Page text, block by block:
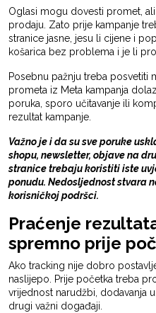
Oglasi mogu dovesti promet, ali
prodaju. Zato prije kampanje
stranice jasne, jesu li cijene i
košarica bez problema i je li
Posebnu pažnju treba posvetiti
prometa iz Meta kampanja
poruka, sporo učitavanje ili
rezultat kampanje.
Važno je i da su sve poruke
shopu, newsletter, objave na
stranice trebaju koristiti iste
ponudu. Nedosljednost stvara
korisničkoj podršci.
Praćenje
spremno prije
Ako tracking nije dobro
naslijepo. Prije početka treba
vrijednost narudžbi, dodavanja
drugi važni događaji.